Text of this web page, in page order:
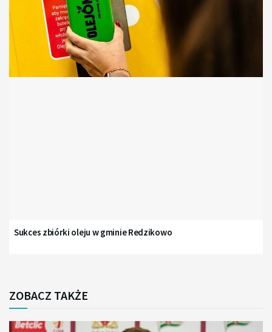
Sukces zbiórki oleju w gminie Redzikowo
ZOBACZ TAKŻE